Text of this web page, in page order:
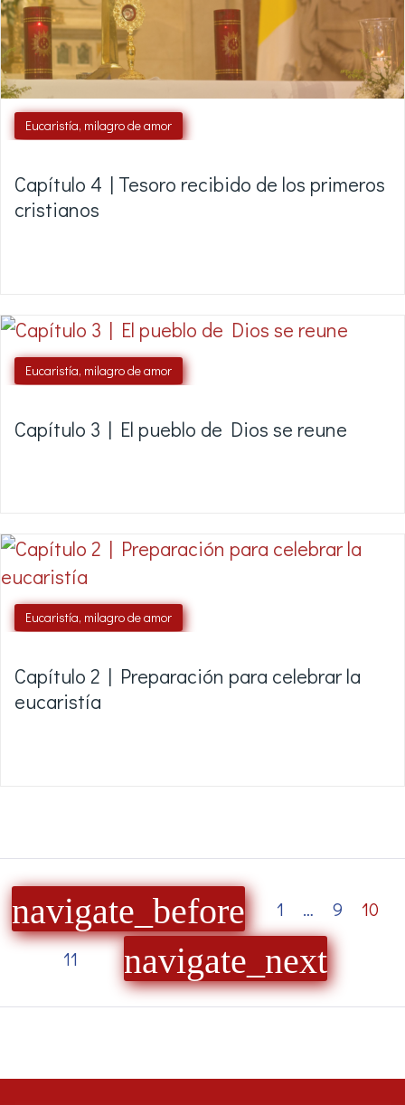
Eucaristía, milagro de amor
Capítulo 4 | Tesoro recibido de los primeros
cristianos
Eucaristía, milagro de amor
Capítulo 3 | El pueblo de Dios se reune
Eucaristía, milagro de amor
Capítulo 2 | Preparación para celebrar la
eucaristía
navigate_before 1 … 9 10
11 navigate_next